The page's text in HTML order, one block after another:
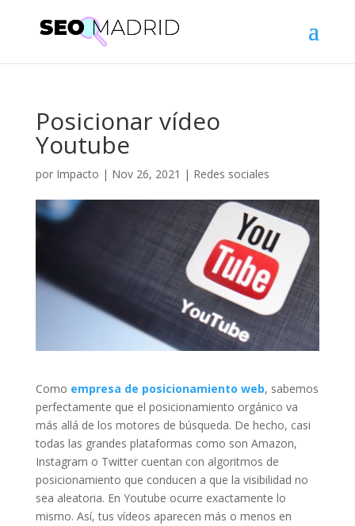
Posicionar vídeo
Youtube
por Impacto | Nov 26, 2021 | Redes sociales
Como empresa de posicionamiento web, sabemos
perfectamente que el posicionamiento orgánico va
más allá de los motores de búsqueda. De hecho, casi
todas las grandes plataformas como son Amazon,
Instagram o Twitter cuentan con algoritmos de
posicionamiento que conducen a que la visibilidad no
sea aleatoria. En Youtube ocurre exactamente lo
mismo. Así, tus vídeos aparecen más o menos en